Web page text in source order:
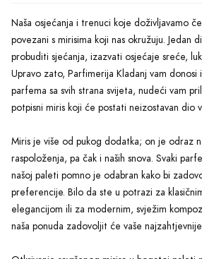
Naša osjećanja i trenuci koje doživljavamo
povezani s mirisima koji nas okružuju. Jedan
probuditi sjećanja, izazvati osjećaje sreće,
Upravo zato, Parfimerija Kladanj vam
parfema sa svih strana svijeta, nudeći vam
potpisni miris koji će postati neizostavan dio
Miris je više od pukog dodatka; on je odraz
raspoloženja, pa čak i naših snova. Svaki
našoj paleti pomno je odabran kako bi
preferencije. Bilo da ste u potrazi za
elegancijom ili za modernim, svježim
naša ponuda zadovoljit će vaše